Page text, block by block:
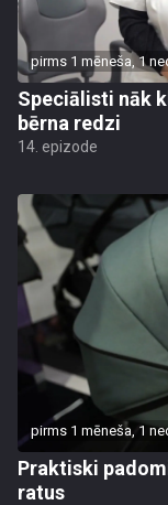
pirms 1 mēneša, 1
Speciālisti nāk
bērna redzi
14. epizode
pirms 1 mēneša, 1
Praktiski
ratus